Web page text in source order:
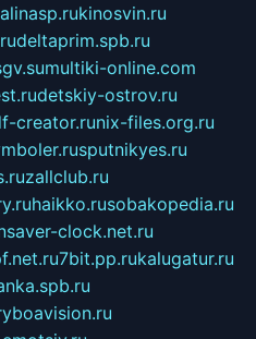
kinosvin.ru
deltaprim.spb.ru
multiki-online.com
detskiy-ostrov.ru
creator.runix-files.org.ru
sputnikyes.ru
zallclub.ru
haikko.rusobakopedia.ru
clock.net.ru
7bit.pp.rukalugatur.ru